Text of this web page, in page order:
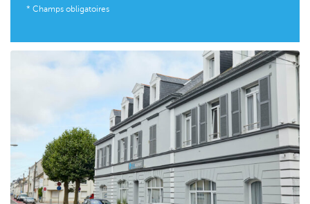
* Champs obligatoires